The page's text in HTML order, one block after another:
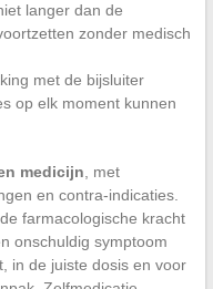
langer dan de
zonder medisch
met de bijsluiter
op elk moment kunnen
medicijn, met
en contra-indicaties.
farmacologische kracht
onschuldig symptoom
in de juiste dosis en voor